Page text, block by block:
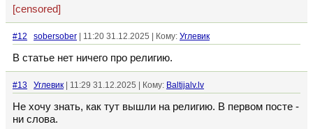
[censored]
#12 sobersober | 11:20 31.12.2025 | Кому: Углевик
В статье нет ничего про религию.
#13 Углевик | 11:29 31.12.2025 | Кому: Baltijalv.lv
Не хочу знать, как тут вышли на религию. В первом посте -
ни слова.